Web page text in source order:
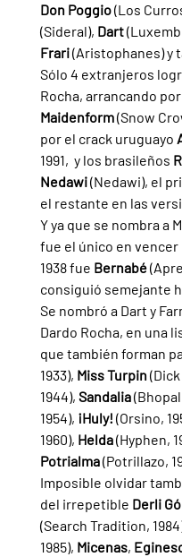
Don Poggio (Los
(Sideral), Dart
Frari (Aristophanes) y
Sólo 4 extranjeros
Rocha, arrancando
Maidenform (Snow
por el crack uruguayo
1991,  y los brasileños
Nedawi (Nedawi), el
el restante en las
Y ya que se nombra a
fue el único en vencer
1938 fue Bernabé
consiguió semejante
Se nombró a Dart y
Dardo Rocha, en una
que también forman
1933), Miss Turpin (Dick
1944), Sandalia
1954), ¡Huly! (Orsino,
1960), Helda (Hyphen,
Potrialma (Potrillazo,
Imposible olvidar
del irrepetible Derli
(Search Tradition,
1985), Micenas,